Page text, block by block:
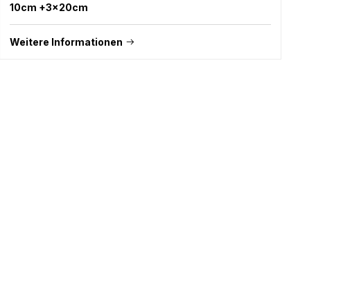
10cm +3x20cm
Weitere Informationen